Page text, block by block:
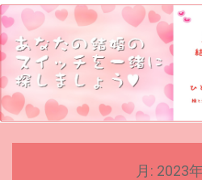
to
content
月: 2023